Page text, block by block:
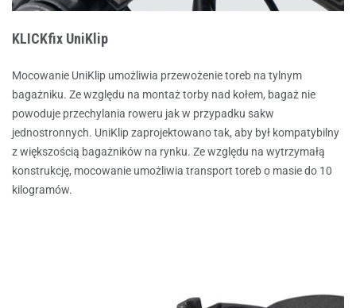
KLICKfix UniKlip
Mocowanie UniKlip umożliwia przewożenie toreb na tylnym
bagażniku. Ze względu na montaż torby nad kołem, bagaż nie
powoduje przechylania roweru jak w przypadku sakw
jednostronnych. UniKlip zaprojektowano tak, aby był kompatybilny
z większością bagażników na rynku. Ze względu na wytrzymałą
konstrukcję, mocowanie umożliwia transport toreb o masie do 10
kilogramów.